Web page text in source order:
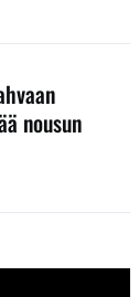
nousun